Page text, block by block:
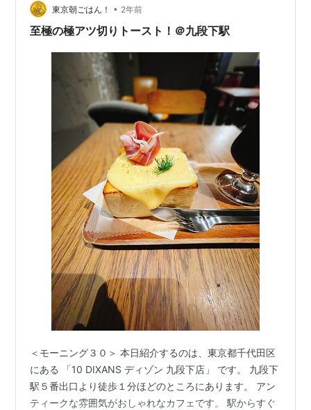
8.6km 歩いてもなんとか行ける距離です(^^; もう少し遠
いところでも良かったんですが、タンデマーが電熱ウェ
東京朝ごはん！ • 2年前
至極の極アツ切りトースト！＠九段下駅
＜モーニング３０＞ 本日紹介するのは、東京都千代田区
にある 「10 DIXANS ディゾン 九段下店」 です。 九段下
駅５番出口より徒歩１分ほどのところにあります。 アン
ティークな雰囲気がおしゃれなカフェです。 駅からすぐ